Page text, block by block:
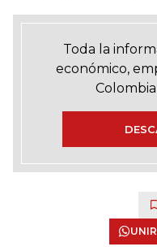
Toda la
económico,